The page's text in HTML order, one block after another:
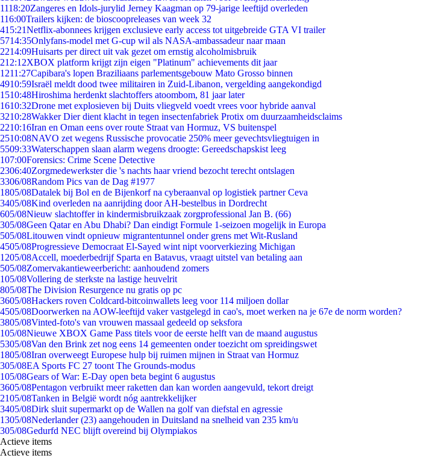
1118:20Zangeres en Idols-jurylid Jerney Kaagman op 79-jarige leeftijd overleden
116:00Trailers kijken: de bioscoopreleases van week 32
415:21Netflix-abonnees krijgen exclusieve early access tot uitgebreide GTA VI trailer
5714:35Onlyfans-model met G-cup wil als NASA-ambassadeur naar maan
2214:09Huisarts per direct uit vak gezet om ernstig alcoholmisbruik
212:12XBOX platform krijgt zijn eigen "Platinum" achievements dit jaar
1211:27Capibara's lopen Braziliaans parlementsgebouw Mato Grosso binnen
4910:59Israël meldt dood twee militairen in Zuid-Libanon, vergelding aangekondigd
1510:48Hiroshima herdenkt slachtoffers atoombom, 81 jaar later
1610:32Drone met explosieven bij Duits vliegveld voedt vrees voor hybride aanval
3210:28Wakker Dier dient klacht in tegen insectenfabriek Protix om duurzaamheidsclaims
2210:16Iran en Oman eens over route Straat van Hormuz, VS buitenspel
2510:08NAVO zet wegens Russische provocatie 250% meer gevechtsvliegtuigen in
5509:33Waterschappen slaan alarm wegens droogte: Gereedschapskist leeg
107:00Forensics: Crime Scene Detective
2306:40Zorgmedewerkster die 's nachts haar vriend bezocht terecht ontslagen
3306/08Random Pics van de Dag #1977
1805/08Datalek bij Bol en de Bijenkorf na cyberaanval op logistiek partner Ceva
3405/08Kind overleden na aanrijding door AH-bestelbus in Dordrecht
605/08Nieuw slachtoffer in kindermisbruikzaak zorgprofessional Jan B. (66)
305/08Geen Qatar en Abu Dhabi? Dan eindigt Formule 1-seizoen mogelijk in Europa
505/08Litouwen vindt opnieuw migrantentunnel onder grens met Wit-Rusland
4505/08Progressieve Democraat El-Sayed wint nipt voorverkiezing Michigan
1205/08Accell, moederbedrijf Sparta en Batavus, vraagt uitstel van betaling aan
505/08Zomervakantieweerbericht: aanhoudend zomers
105/08Vollering de sterkste na lastige heuvelrit
805/08The Division Resurgence nu gratis op pc
3605/08Hackers roven Coldcard-bitcoinwallets leeg voor 114 miljoen dollar
4505/08Doorwerken na AOW-leeftijd vaker vastgelegd in cao's, moet werken na je 67e de norm worden?
3805/08Vinted-foto's van vrouwen massaal gedeeld op seksfora
105/08Nieuwe XBOX Game Pass titels voor de eerste helft van de maand augustus
5305/08Van den Brink zet nog eens 14 gemeenten onder toezicht om spreidingswet
1805/08Iran overweegt Europese hulp bij ruimen mijnen in Straat van Hormuz
305/08EA Sports FC 27 toont The Grounds-modus
105/08Gears of War: E-Day open beta begint 6 augustus
3605/08Pentagon verbruikt meer raketten dan kan worden aangevuld, tekort dreigt
2105/08Tanken in België wordt nóg aantrekkelijker
3405/08Dirk sluit supermarkt op de Wallen na golf van diefstal en agressie
1305/08Nederlander (23) aangehouden in Duitsland na snelheid van 235 km/u
305/08Gedurfd NEC blijft overeind bij Olympiakos
Actieve items
Actieve items